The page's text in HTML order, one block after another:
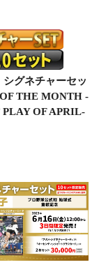
シグネチャーセッ
OF THE MONTH -
PLAY OF APRIL-